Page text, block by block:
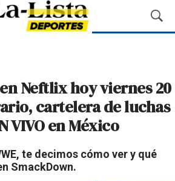
M
o
a
r
B
u
Neftlix hoy viernes 20
cartelera de luchas
VIVO en México
te decimos cómo ver y qué
SmackDown.